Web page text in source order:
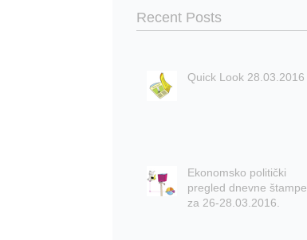
Recent Posts
Quick Look 28.03.2016
Ekonomsko politički
pregled dnevne štampe
za 26-28.03.2016.